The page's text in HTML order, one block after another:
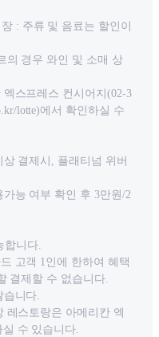
: 주류 및 음료는 할인이
의 경우 와인 및 소매 상
스프레스 컨시어지(02-3
lotte)에서 확인하실 수
결제시, 플래티넘 위버
능 여부 확인 후 3만원/2
합니다.
고객 1인에 한하여 혜택
결제할 수 없습니다.
습니다.
레스토랑은 아메리칸 엑
수 있습니다.